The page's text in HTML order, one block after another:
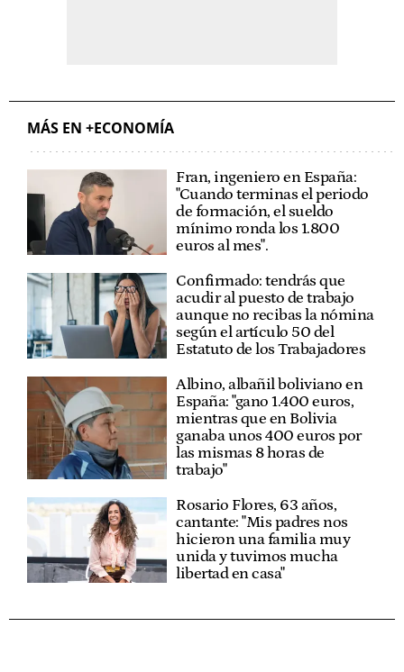
MÁS EN +ECONOMÍA
Fran, ingeniero en España:
"Cuando terminas el periodo
de formación, el sueldo
mínimo ronda los 1.800
euros al mes".
Confirmado: tendrás que
acudir al puesto de trabajo
aunque no recibas la nómina
según el artículo 50 del
Estatuto de los Trabajadores
Albino, albañil boliviano en
España: "gano 1.400 euros,
mientras que en Bolivia
ganaba unos 400 euros por
las mismas 8 horas de
trabajo"
Rosario Flores, 63 años,
cantante: "Mis padres nos
hicieron una familia muy
unida y tuvimos mucha
libertad en casa"